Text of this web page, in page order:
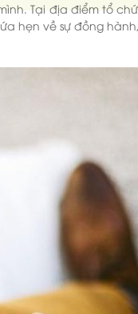
Tại địa điểm tổ
hẹn về sự đồng